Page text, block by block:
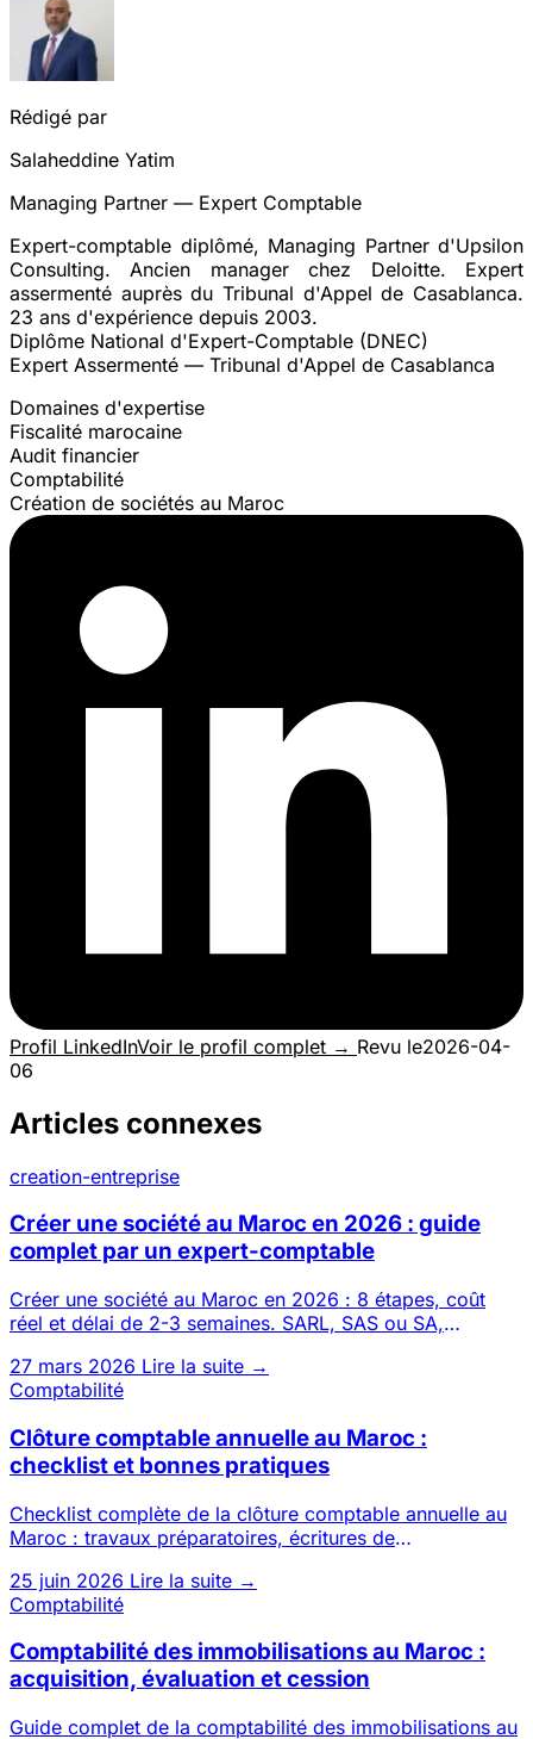
Rédigé par
Salaheddine Yatim
Managing Partner — Expert Comptable
Expert-comptable diplômé, Managing Partner d'Upsilon
Consulting. Ancien manager chez Deloitte. Expert
assermenté auprès du Tribunal d'Appel de Casablanca.
23 ans d'expérience depuis 2003.
Diplôme National d'Expert-Comptable (DNEC)
Expert Assermenté — Tribunal d'Appel de Casablanca
Domaines d'expertise
Fiscalité marocaine
Audit financier
Comptabilité
Création de sociétés au Maroc
Profil LinkedInVoir le profil complet → Revu le2026-04-
06
Articles connexes
creation-entreprise
Créer une société au Maroc en 2026 : guide
complet par un expert-comptable
Créer une société au Maroc en 2026 : 8 étapes, coût
réel et délai de 2-3 semaines. SARL, SAS ou SA,
27 mars 2026 Lire la suite →
Comptabilité
Clôture comptable annuelle au Maroc :
checklist et bonnes pratiques
Checklist complète de la clôture comptable annuelle au
Maroc : travaux préparatoires, écritures de
25 juin 2026 Lire la suite →
Comptabilité
Comptabilité des immobilisations au Maroc :
acquisition, évaluation et cession
Guide complet de la comptabilité des immobilisations au